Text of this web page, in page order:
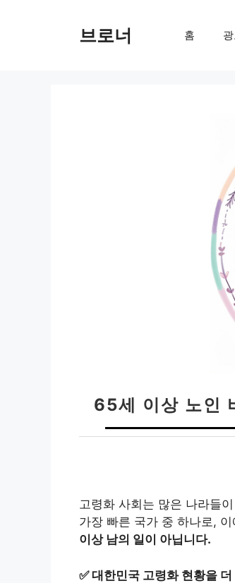
브로너 홈
65세 이상 노인
고령화 사회는 많은 나라들
가장 빠른 국가 중 하나로,
이상 남의 일이 아닙니다.
✅대한민국 고령화 현황을